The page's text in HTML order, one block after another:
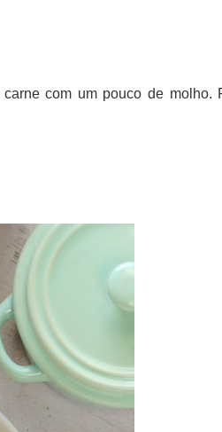
com um pouco de molho.